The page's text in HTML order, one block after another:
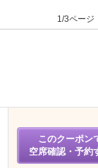
1/3ページ
このクーポン
空席確認・予約